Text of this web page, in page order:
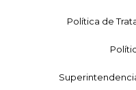
Política de